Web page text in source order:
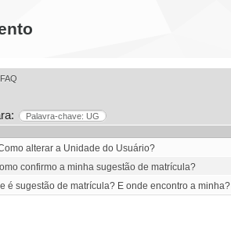
Palavra-chave: UG
alterar a Unidade do Usuário?
confirmo a minha sugestão de matrícula?
é sugestão de matrícula? E onde encontro a minha?